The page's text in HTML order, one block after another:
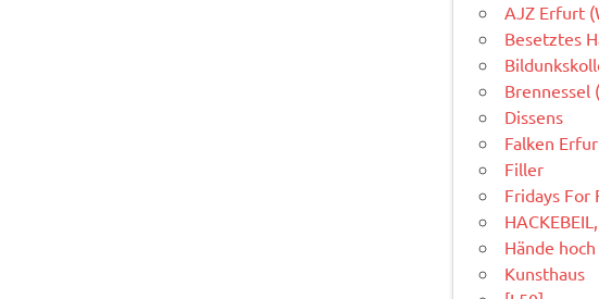
AJZ Erfurt
Besetztes
Brennessel
Dissens
Falken
Filler
Fridays For
Hände
Kunsthaus